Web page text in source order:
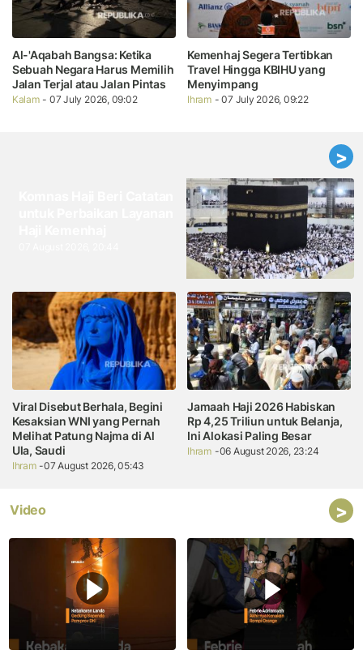
Al-'Aqabah Bangsa: Ketika
Sebuah Negara Harus Memilih
Jalan Terjal atau Jalan Pintas
Kalam - 07 July 2026, 09:02
Kemenhaj Segera Tertibkan
Travel Hingga KBIHU yang
Menyimpang
Ihram - 07 July 2026, 09:22
>
Viral Disebut Berhala, Begini
Kesaksian WNI yang Pernah
Melihat Patung Najma di Al
Ula, Saudi
Ihram -07 August 2026, 05:43
Jamaah Haji 2026 Habiskan
Rp 4,25 Triliun untuk Belanja,
Ini Alokasi Paling Besar
Ihram -06 August 2026, 23:24
Video >